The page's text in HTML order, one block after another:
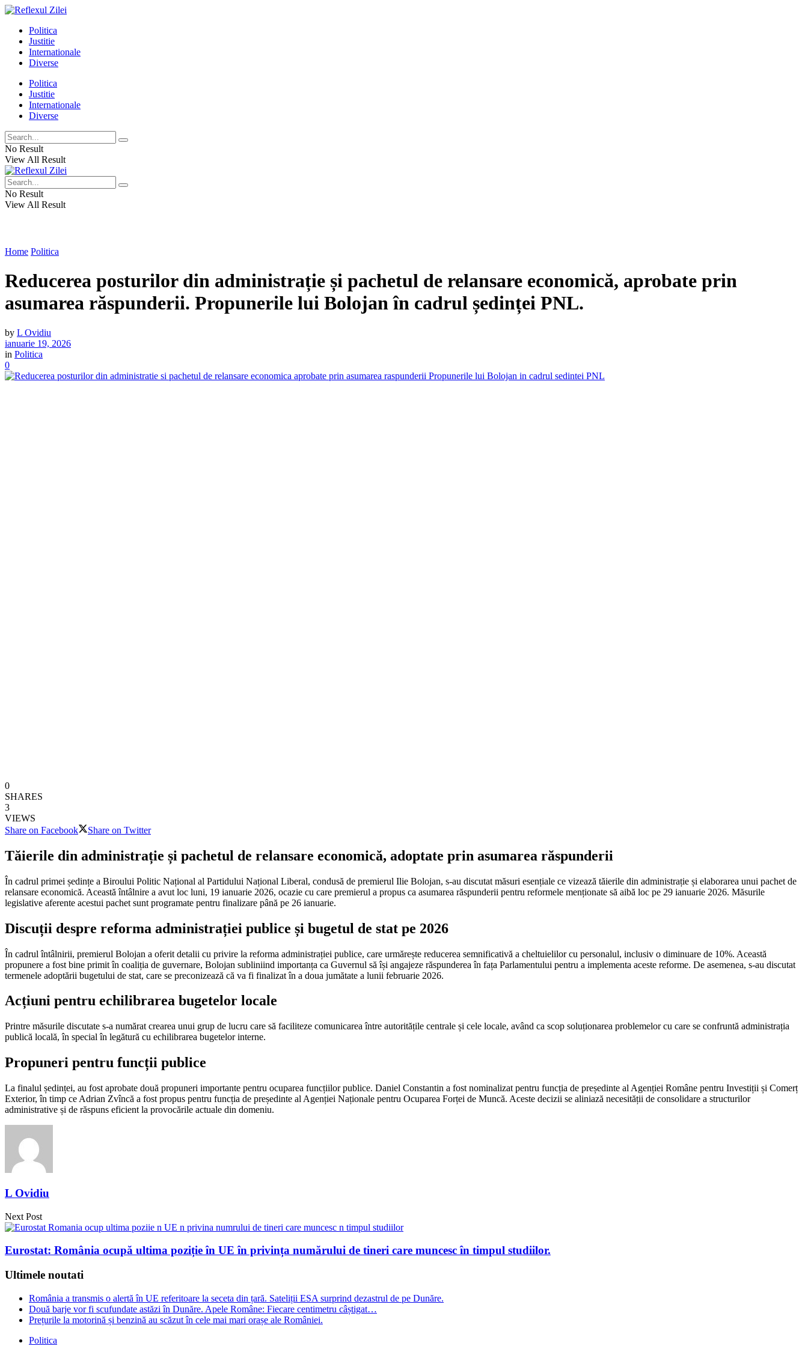
Politica
Justitie
Internationale
Diverse
Politica
Justitie
Internationale
Diverse
No Result
View All Result
No Result
View All Result
Home Politica
Reducerea posturilor din administrație și pachetul de relansare economică, aprobate prin
asumarea răspunderii. Propunerile lui Bolojan în cadrul ședinței PNL.
by L Ovidiu
ianuarie 19, 2026
in Politica
0
0
SHARES
3
VIEWS
Share on Facebook
Share on Twitter
Tăierile din administrație și pachetul de relansare economică, adoptate prin asumarea răspunderii
În cadrul primei ședințe a Biroului Politic Național al Partidului Național Liberal, condusă de premierul Ilie Bolojan, s-au discutat măsuri esențiale ce vizează tăierile din administrație și elaborarea unui pachet de
relansare economică. Această întâlnire a avut loc luni, 19 ianuarie 2026, ocazie cu care premierul a propus ca asumarea răspunderii pentru reformele menționate să aibă loc pe 29 ianuarie 2026. Măsurile
legislative aferente acestui pachet sunt programate pentru finalizare până pe 26 ianuarie.
Discuții despre reforma administrației publice și bugetul de stat pe 2026
În cadrul întâlnirii, premierul Bolojan a oferit detalii cu privire la reforma administrației publice, care urmărește reducerea semnificativă a cheltuielilor cu personalul, inclusiv o diminuare de 10%. Această
propunere a fost bine primit în coaliția de guvernare, Bolojan subliniind importanța ca Guvernul să își angajeze răspunderea în fața Parlamentului pentru a implementa aceste reforme. De asemenea, s-au discutat
termenele adoptării bugetului de stat, care se preconizează că va fi finalizat în a doua jumătate a lunii februarie 2026.
Acțiuni pentru echilibrarea bugetelor locale
Printre măsurile discutate s-a numărat crearea unui grup de lucru care să faciliteze comunicarea între autoritățile centrale și cele locale, având ca scop soluționarea problemelor cu care se confruntă administrația
publică locală, în special în legătură cu echilibrarea bugetelor interne.
Propuneri pentru funcții publice
La finalul ședinței, au fost aprobate două propuneri importante pentru ocuparea funcțiilor publice. Daniel Constantin a fost nominalizat pentru funcția de președinte al Agenției Române pentru Investiții și Comerț
Exterior, în timp ce Adrian Zvîncă a fost propus pentru funcția de președinte al Agenției Naționale pentru Ocuparea Forței de Muncă. Aceste decizii se aliniază necesității de consolidare a structurilor
administrative și de răspuns eficient la provocările actuale din domeniu.
L Ovidiu
Next Post
Eurostat: România ocupă ultima poziție în UE în privința numărului de tineri care muncesc în timpul studiilor.
Ultimele noutati
România a transmis o alertă în UE referitoare la seceta din țară. Sateliții ESA surprind dezastrul de pe Dunăre.
Două barje vor fi scufundate astăzi în Dunăre. Apele Române: Fiecare centimetru câștigat…
Prețurile la motorină și benzină au scăzut în cele mai mari orașe ale României.
Politica